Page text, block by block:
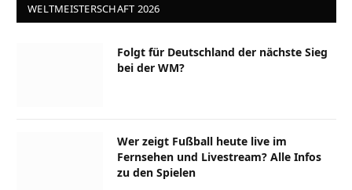
WELTMEISTERSCHAFT 2026
Folgt für Deutschland der nächste Sieg
bei der WM?
Wer zeigt Fußball heute live im
Fernsehen und Livestream? Alle Infos
zu den Spielen